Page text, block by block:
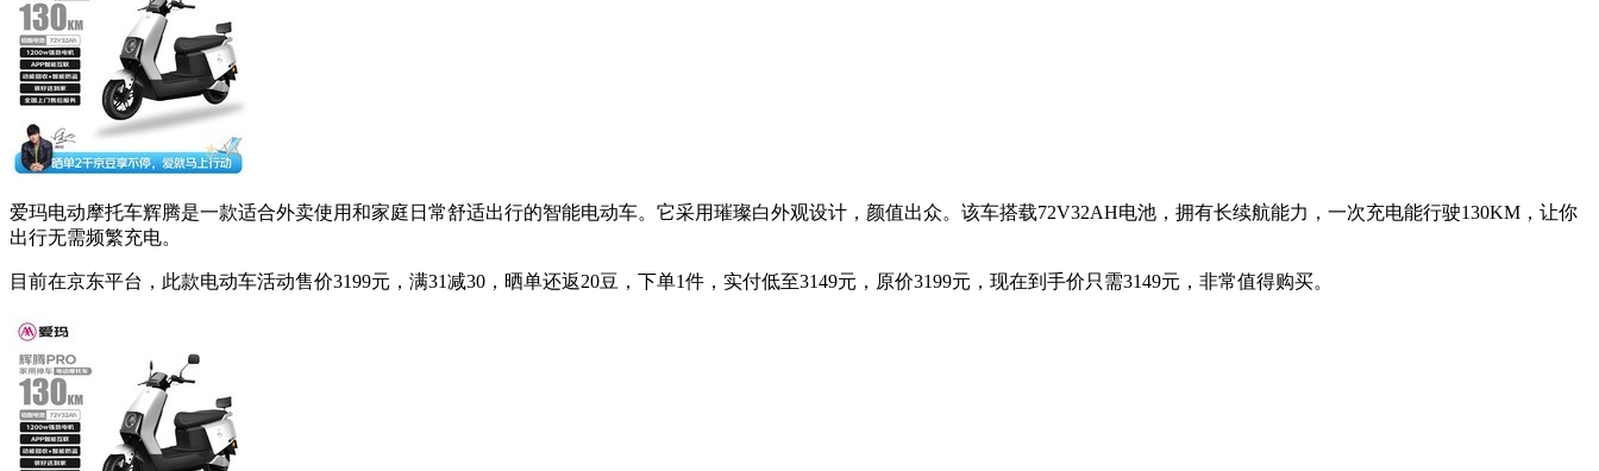
爱玛电动摩托车辉腾是一款适合外卖使用和家庭日常舒适出行的智能电动车。它采用璀璨白外观设计，颜值出众。该车搭载72V32AH电池，拥有长续航能力，一次充电能行驶130KM，让你
出行无需频繁充电。
目前在京东平台，此款电动车活动售价3199元，满31减30，晒单还返20豆，下单1件，实付低至3149元，原价3199元，现在到手价只需3149元，非常值得购买。